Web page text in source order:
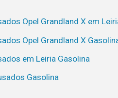
Opel Grandland X em
Opel Grandland X
em Leiria Gasolina
Gasolina